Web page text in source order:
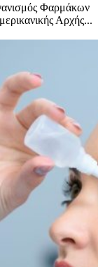
Φαρμάκων
Αρχής...